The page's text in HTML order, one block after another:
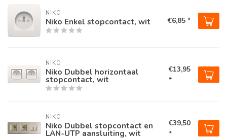
NIKO
Niko Enkel stopcontact, wit €6,85 *
NIKO
Niko Dubbel horizontaal
stopcontact, wit
€13,95
*
NIKO
Niko Dubbel stopcontact en
LAN-UTP aansluiting, wit
€39,50
*